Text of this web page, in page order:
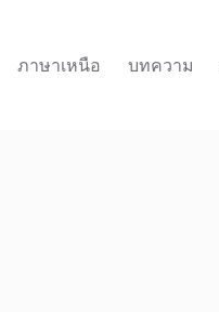
ภาษาเหนือ
บทความ